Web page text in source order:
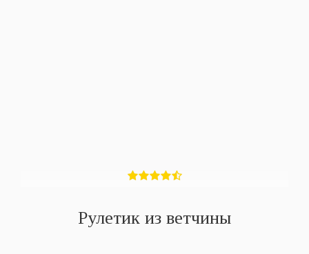
Рулетик из ветчины